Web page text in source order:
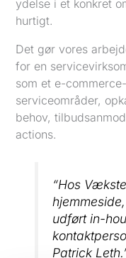
ydelse i et konkret
hurtigt.
Det gør vores
for en
som et e-
serviceområder,
behov,
actions.
“Hos
udført in-
Patrick